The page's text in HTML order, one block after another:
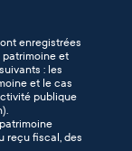
enregistrées
patrimoine et
: les
et le cas
publique
reçu fiscal, des